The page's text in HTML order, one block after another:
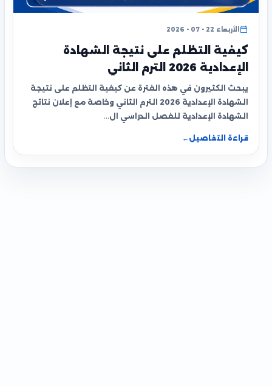
الأربعاء 22 - 07 - 2026
كيفية التظلم على نتيجة الشهادة
الإعدادية 2026 الترم الثاني
يبحث الكثيرون في هذه الفترة عن كيفية التظلم على نتيجة
الشهادة الإعدادية 2026 الترم الثاني وخاصة مع إعلان نتائج
الشهادة الإعدادية للفصل الدراسي ال…
قراءة التفاصيل ←